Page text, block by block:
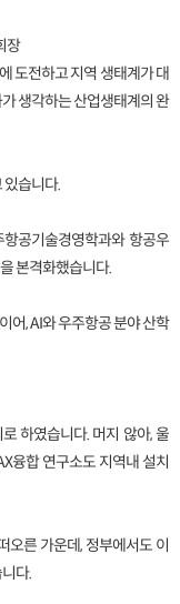
장
도전하고 지역 생태계가 대
생각하는 산업생태계의 완
있습니다.
공기술경영학과와 항공우
본격화했습니다.
어, AI와 우주항공 분야 산학
하였습니다. 머지 않아, 울
융합 연구소도 지역내 설치
른 가운데, 정부에서도 이
다.